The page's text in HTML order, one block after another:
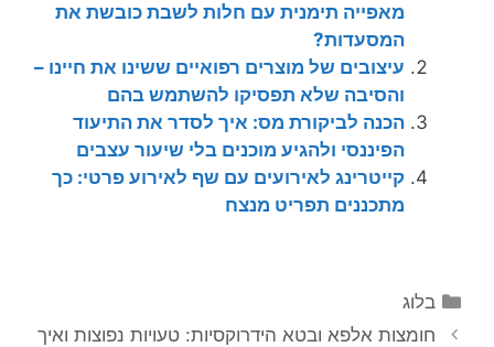
מאפייה תימנית עם חלות לשבת כובשת את
המסעדות?
עיצובים של מוצרים רפואיים ששינו את חיינו –
והסיבה שלא תפסיקו להשתמש בהם
הכנה לביקורת מס: איך לסדר את התיעוד
הפיננסי ולהגיע מוכנים בלי שיעור עצבים
קייטרינג לאירועים עם שף לאירוע פרטי: כך
מתכננים תפריט מנצח
קטגוריות
בלוג
חומצות אלפא ובטא הידרוקסיות: טעויות נפוצות ואיך